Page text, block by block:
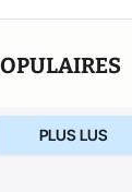
PLUS LUS